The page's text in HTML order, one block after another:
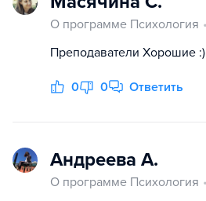
О программе Психология
Преподаватели Хорошие :)
0 0 Ответить
Андреева А.
О программе Психология